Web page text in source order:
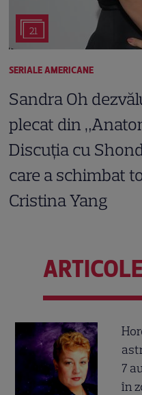
21
SERIALE AMERICANE
Sandra Oh
plecat din
Discuția cu
care a schimbat
Cristina Yang
7
în